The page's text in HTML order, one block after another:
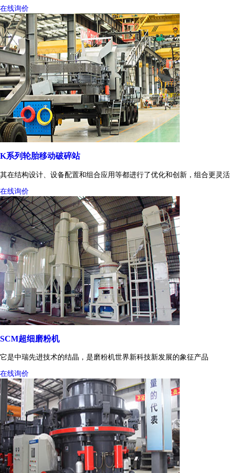
在线询价
K系列轮胎移动破碎站
其在结构设计、设备配置和组合应用等都进行了优化和创新，组合更灵活
在线询价
SCM超细磨粉机
它是中瑞先进技术的结晶，是磨粉机世界新科技新发展的象征产品
在线询价